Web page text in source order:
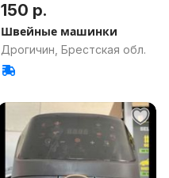
150 р.
Швейные машинки
Дрогичин, Брестская обл.